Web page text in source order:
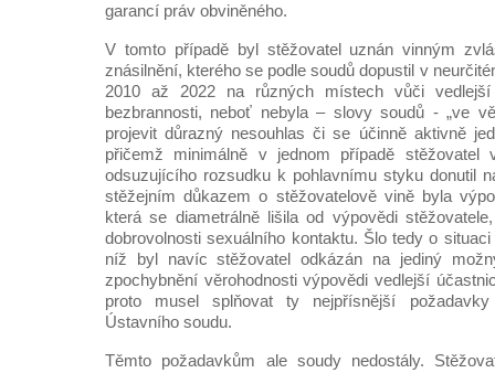
garancí práv obviněného.
V tomto případě byl stěžovatel uznán vinným
znásilnění, kterého se podle soudů dopustil v
2010 až 2022 na různých místech vůči
bezbrannosti, neboť nebyla – slovy soudů - „ve
projevit důrazný nesouhlas či se účinně aktivně
přičemž minimálně v jednom případě stěžovatel
odsuzujícího rozsudku k pohlavnímu styku donutil
stěžejním důkazem o stěžovatelově vině byla
která se diametrálně lišila od výpovědi
dobrovolnosti sexuálního kontaktu. Šlo tedy o
níž byl navíc stěžovatel odkázán na jediný
zpochybnění věrohodnosti výpovědi vedlejší
proto musel splňovat ty nejpřísnější
Ústavního soudu.
Těmto požadavkům ale soudy nedostály.